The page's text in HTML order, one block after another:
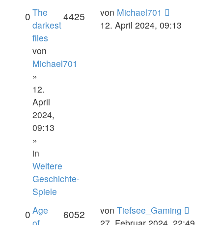
The
darkest
files
von
Michael701
»
12.
April
2024,
09:13
»
in
Weitere
Geschichte-
Spiele
0 4425 von Michael701
12. April 2024, 09:13
Age
0 6052 von Tiefsee_Gaming